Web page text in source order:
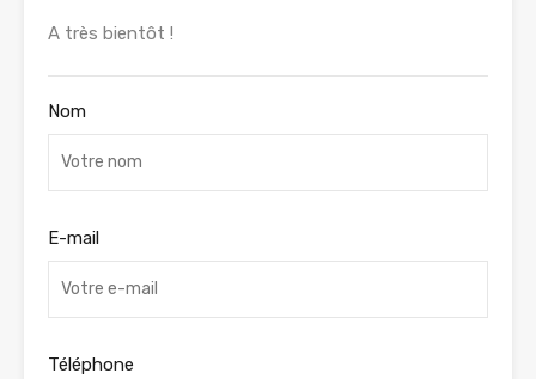
A très bientôt !
Nom
E-mail
Téléphone